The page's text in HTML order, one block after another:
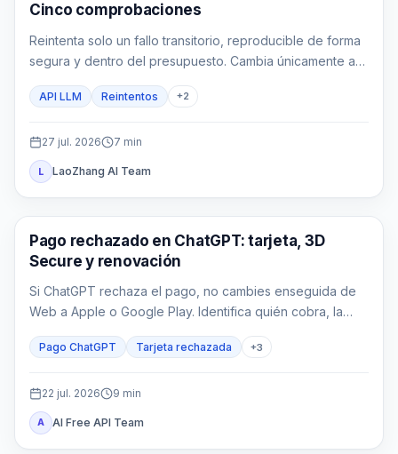
Cinco comprobaciones
Reintenta solo un fallo transitorio, reproducible de forma
segura y dentro del presupuesto. Cambia únicamente a
API LLM Reintentos +2
27 jul. 2026 7 min
L LaoZhang AI Team
Guías de ChatGPT
Pago rechazado en ChatGPT: tarjeta, 3D
Secure y renovación
Si ChatGPT rechaza el pago, no cambies enseguida de
Web a Apple o Google Play. Identifica quién cobra, la
existe un cargo y qué acción limitada corresponde.
Pago ChatGPT Tarjeta rechazada +3
22 jul. 2026 9 min
A AI Free API Team